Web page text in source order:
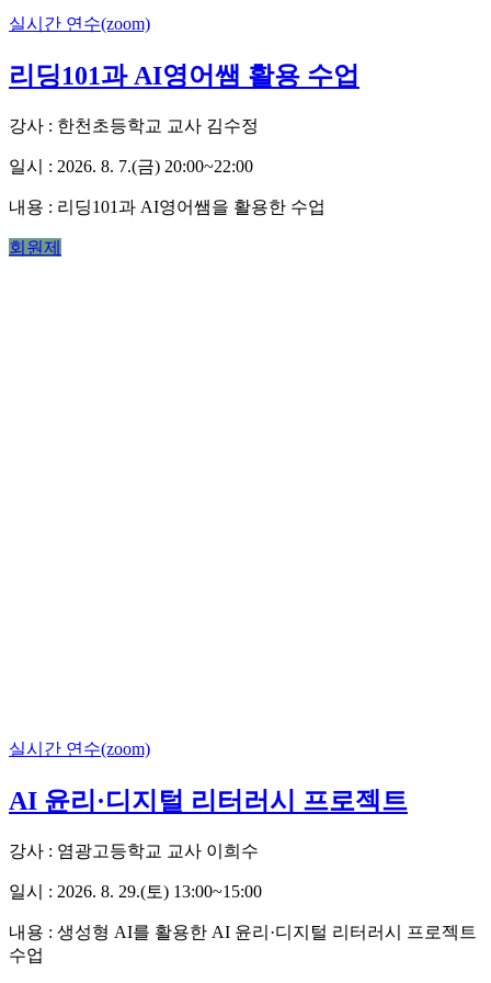
실시간 연수(zoom)
리딩101과 AI영어쌤 활용 수업
강사 : 한천초등학교 교사 김수정
일시 : 2026. 8. 7.(금) 20:00~22:00
내용 : 리딩101과 AI영어쌤을 활용한 수업
회원제
실시간 연수(zoom)
AI 윤리·디지털 리터러시 프로젝트
강사 : 염광고등학교 교사 이희수
일시 : 2026. 8. 29.(토) 13:00~15:00
내용 : 생성형 AI를 활용한 AI 윤리·디지털 리터러시 프로젝트
수업